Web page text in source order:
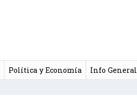
Política y Economía Info General